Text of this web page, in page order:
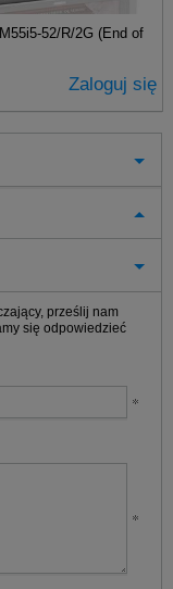
52/R/2G (End of
Zaloguj się
prześlij nam
się odpowiedzieć